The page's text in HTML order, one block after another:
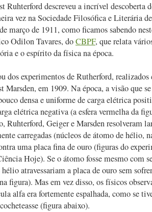
Ruhterford descreveu a incrível descoberta
vez na Sociedade Filosófica e Literária
março de 1911, como ficamos sabendo
Odilon Tavares, doCBPF, que relata
e o espírito da física na época.
dos experimentos de Rutherford, realizados
Marsden, em 1909. Na época, a visão que
densa e uniforme de carga elétrica
elétrica negativa (a esfera vermelha da
Ruhterford, Geiger e Marsden resolveram
carregadas (núcleos de átomo de hélio,
uma placa fina de ouro (figuras do
Hoje). Se o átomo fosse mesmo com
atravessariam a placa de ouro sem
figura). Mas em vez disso, os físicos
alfa era fortemente espalhada, como se
(figura abaixo).